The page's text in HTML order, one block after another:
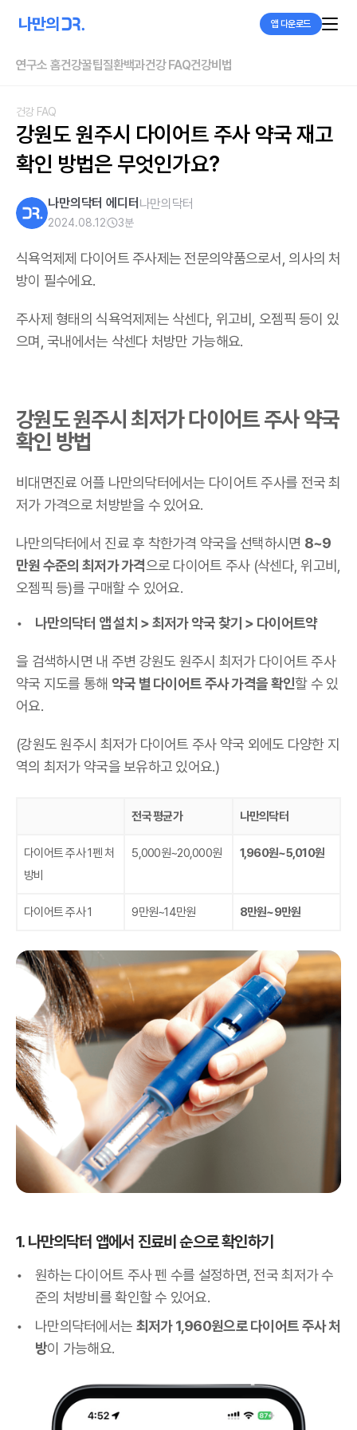
앱 다운로드
연구소 홈건강꿀팁질환백과건강 FAQ건강비법
건강 FAQ
강원도 원주시 다이어트 주사 약국 재고
확인 방법은 무엇인가요?
나만의닥터 에디터 나만의닥터
2024.08.12 3분
식욕억제제 다이어트 주사제는 전문의약품으로서, 의사의 처
방이 필수에요.
주사제 형태의 식욕억제제는 삭센다, 위고비, 오젬픽 등이 있
으며,국내에서는 삭센다 처방만 가능해요.
강원도 원주시 최저가 다이어트 주사 약국
확인 방법
비대면진료 어플 나만의닥터에서는 다이어트 주사를 전국 최
저가 가격으로 처방받을 수 있어요.
나만의닥터에서 진료 후 착한가격 약국을 선택하시면 8~9
만원 수준의 최저가 가격으로 다이어트 주사 (삭센다, 위고비,
오젬픽 등)를 구매할 수 있어요.
나만의닥터 앱 설치 > 최저가 약국 찾기 > 다이어트약
을 검색하시면 내 주변 강원도 원주시 최저가 다이어트 주사
약국 지도를 통해 약국 별 다이어트 주사 가격을 확인할 수 있
어요.
(강원도 원주시 최저가 다이어트 주사 약국 외에도 다양한 지
역의 최저가 약국을 보유하고 있어요.)
전국 평균가 나만의닥터
다이어트 주사 1펜 처
방비
5,000원~20,000원 1,960원~5,010원
다이어트 주사 1 9만원~14만원 8만원~9만원
1. 나만의닥터 앱에서 진료비 순으로 확인하기
원하는 다이어트 주사 펜 수를 설정하면, 전국 최저가 수
준의 처방비를 확인할 수 있어요.
나만의닥터에서는 최저가 1,960원으로 다이어트 주사 처
방이 가능해요.